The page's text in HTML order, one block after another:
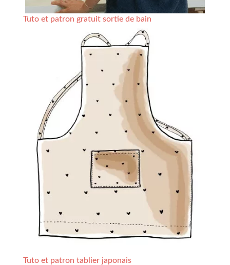
Tuto et patron gratuit sortie de bain
Tuto et patron tablier japonais